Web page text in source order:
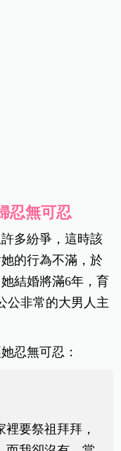
忍無可忍
多紛爭，這時該
的行為不滿，於
結婚將滿6年，育
公非常的大男人主
忍無可忍：
裡要祭祖拜拜，